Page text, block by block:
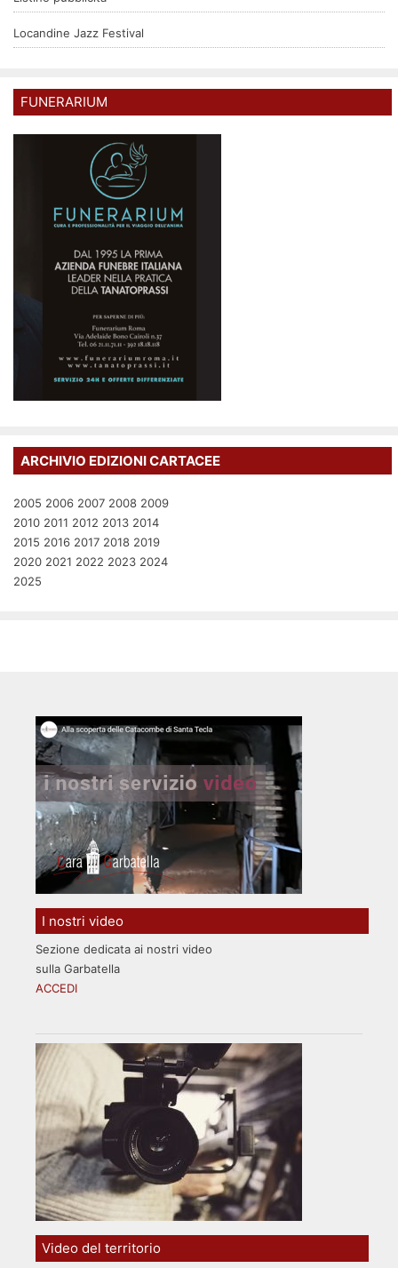
Locandine Jazz Festival
FUNERARIUM
ARCHIVIO EDIZIONI CARTACEE
2005 2006 2007 2008 2009
2010 2011 2012 2013 2014
2015 2016 2017 2018 2019
2020 2021 2022 2023 2024
2025
I nostri video
Sezione dedicata ai nostri video
sulla Garbatella
ACCEDI
Video del territorio